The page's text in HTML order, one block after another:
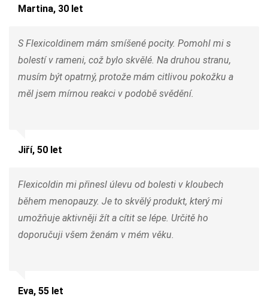
Martina, 30 let
S Flexicoldinem mám smíšené pocity. Pomohl mi s
bolestí v rameni, což bylo skvělé. Na druhou stranu,
musím být opatrný, protože mám citlivou pokožku a
měl jsem mírnou reakci v podobě svědění.
Jiří, 50 let
Flexicoldin mi přinesl úlevu od bolesti v kloubech
během menopauzy. Je to skvělý produkt, který mi
umožňuje aktivněji žít a cítit se lépe. Určitě ho
doporučuji všem ženám v mém věku.
Eva, 55 let